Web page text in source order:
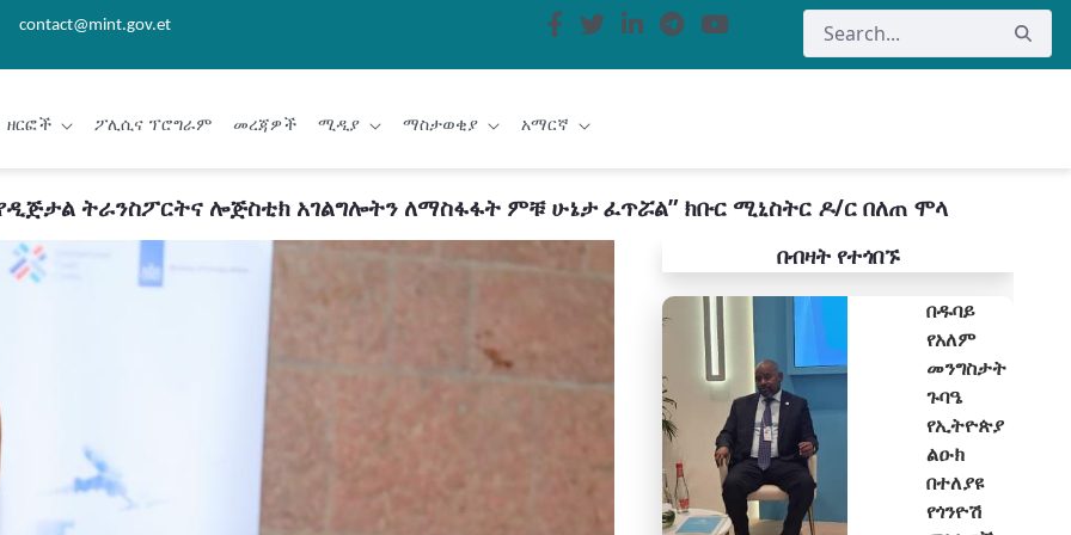
contact@mint.gov.et
ዘርፎች ፖሊሲና ፕሮግራም መረጃዎች ሚዲያ ማስታወቂያ አማርኛ
ትራንስፖርትና ሎጅስቲክ አገልግሎትን ለማስፋፋት ምቹ ሁኔታ ፈጥሯል” ክቡር ሚኒስትር ዶ/ር በለጠ ሞላ
በብዛት የተጎበኙ
በዱባይ
የአለም
መንግስታት
ጉባዔ
የኢትዮጵያ
ልዑክ
በተለያዩ
የጎንዮሽ